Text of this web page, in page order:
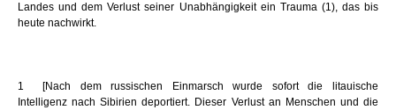
Landes und dem Verlust seiner Unabhängigkeit ein Trauma (1), das bis
heute nachwirkt.
1 [Nach dem russischen Einmarsch wurde sofort die litauische
Intelligenz nach Sibirien deportiert. Dieser Verlust an Menschen und die